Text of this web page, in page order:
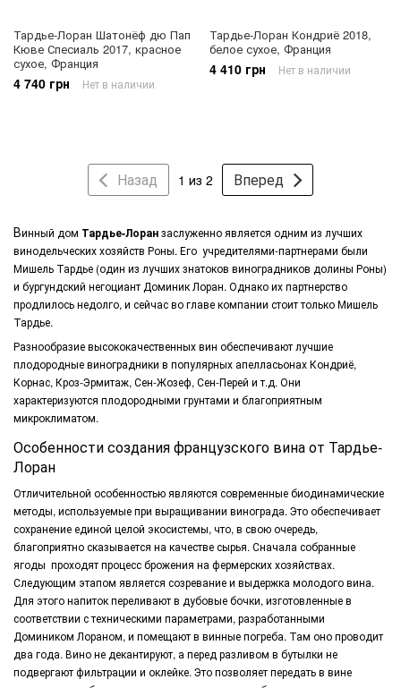
Тардье-Лоран Шатонёф дю Пап
Кюве Спесиаль 2017, красное
сухое, Франция
4 740 грн Нет в наличии
Тардье-Лоран Кондриё 2018,
белое сухое, Франция
4 410 грн Нет в наличии
Назад 1 из 2 Вперед
Винный дом Тардье-Лоранзаслуженно является одним из лучших
винодельческих хозяйств Роны. Его учредителями-партнерами были
Мишель Тардье (один из лучших знатоков виноградников долины Роны)
и бургундский негоциант Доминик Лоран. Однако их партнерство
продлилось недолго, и сейчас во главе компании стоит только Мишель
Тардье.
Разнообразие высококачественных вин обеспечивают лучшие
плодородные виноградники в популярных апелласьонах Кондриё,
Корнас, Кроз-Эрмитаж, Сен-Жозеф, Сен-Перей и т.д. Они
характеризуются плодородными грунтами и благоприятным
микроклиматом.
Особенности создания французского вина от Тардье-
Лоран
Отличительной особенностью являются современные биодинамические
методы, используемые при выращивании винограда. Это обеспечивает
сохранение единой целой экосистемы, что, в свою очередь,
благоприятно сказывается на качестве сырья. Сначала собранные
ягоды проходят процесс брожения на фермерских хозяйствах.
Следующим этапом является созревание и выдержка молодого вина.
Для этого напиток переливают в дубовые бочки, изготовленные в
соответствии с техническими параметрами, разработанными
Домиником Лораном, и помещают в винные погреба. Там оно проводит
два года. Вино не декантируют, а перед разливом в бутылки не
подвергают фильтрации и оклейке. Это позволяет передать в вине